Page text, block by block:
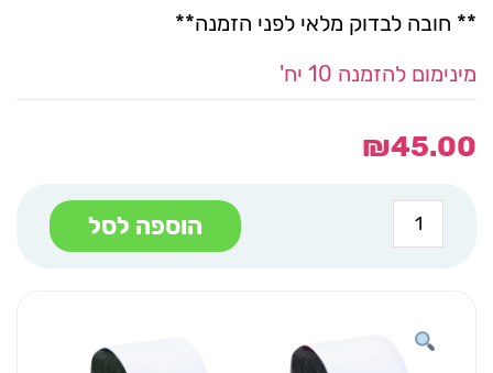
** חובה לבדוק מלאי לפני הזמנה**
מינימום להזמנה 10 יח'
₪45.00
כמות
של
טוויקס
לילד
הוספה לסל